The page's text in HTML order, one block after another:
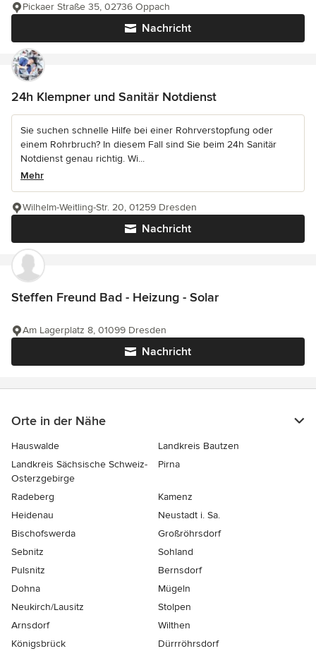
Nachricht
Pickaer Straße 35, 02736 Oppach
24h Klempner und Sanitär Notdienst
Sie suchen schnelle Hilfe bei einer Rohrverstopfung oder
einem Rohrbruch? In diesem Fall sind Sie beim 24h Sanitär
Notdienst genau richtig. Wi...
Mehr
Nachricht
Wilhelm-Weitling-Str. 20, 01259 Dresden
Steffen Freund Bad - Heizung - Solar
Nachricht
Am Lagerplatz 8, 01099 Dresden
Orte in der Nähe
Hauswalde
Landkreis Bautzen
Landkreis Sächsische Schweiz-
Osterzgebirge
Pirna
Radeberg
Kamenz
Heidenau
Neustadt i. Sa.
Bischofswerda
Großröhrsdorf
Sebnitz
Sohland
Pulsnitz
Bernsdorf
Dohna
Mügeln
Neukirch/Lausitz
Stolpen
Arnsdorf
Wilthen
Königsbrück
Dürrröhrsdorf